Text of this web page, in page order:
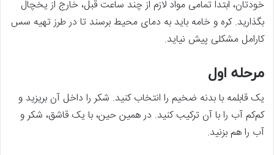
خودتان، ابتدا تمامی مواد لازم از چند ساعت قبل، خارج از یخچال
بگذارید. کره و خامه باید به دمای محیط برسند تا در طرز تهیه سس
کارامل مشکلی پیش نیاید.
مرحله اول
یک قابلمه با بدنه ضخیم را انتخاب کنید. شکر را داخل آن بریزید و
کم‌کم آب را با آن ترکیب کنید. در همین حین، با یک قاشق، شکر و
آب را هم بزنید.